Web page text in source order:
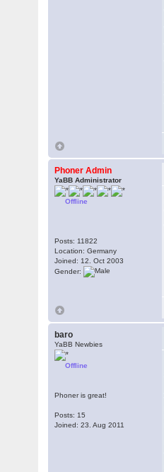
Phoner Admin
YaBB Administrator
Offline
Posts: 11822
Location: Germany
Joined: 12. Oct 2003
Gender:
baro
YaBB Newbies
Offline
Phoner is great!
Posts: 15
Joined: 23. Aug 2011